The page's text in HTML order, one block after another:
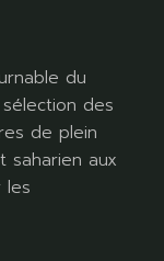
du
des
de plein
saharien aux
les